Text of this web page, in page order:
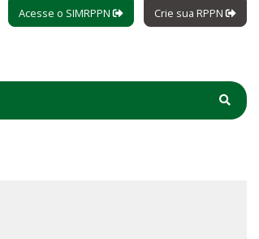
Acesse o SIMRPPN Crie sua RPPN